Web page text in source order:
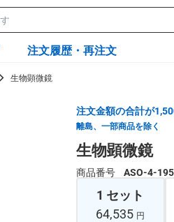
注文履歴・再注文
生物顕微鏡
注文金額の合計が
離島、一部商品を除く
生物顕微鏡
商品番号 ASO-4-
1 セット
64,535 円